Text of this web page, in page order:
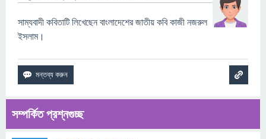
সাম্যবাদী কবিতাটি লিখেছেন বাংলাদেশের জাতীয় কবি কাজী নজরুল
ইসলাম।
সম্পর্কিত প্রশ্নগুচ্ছ